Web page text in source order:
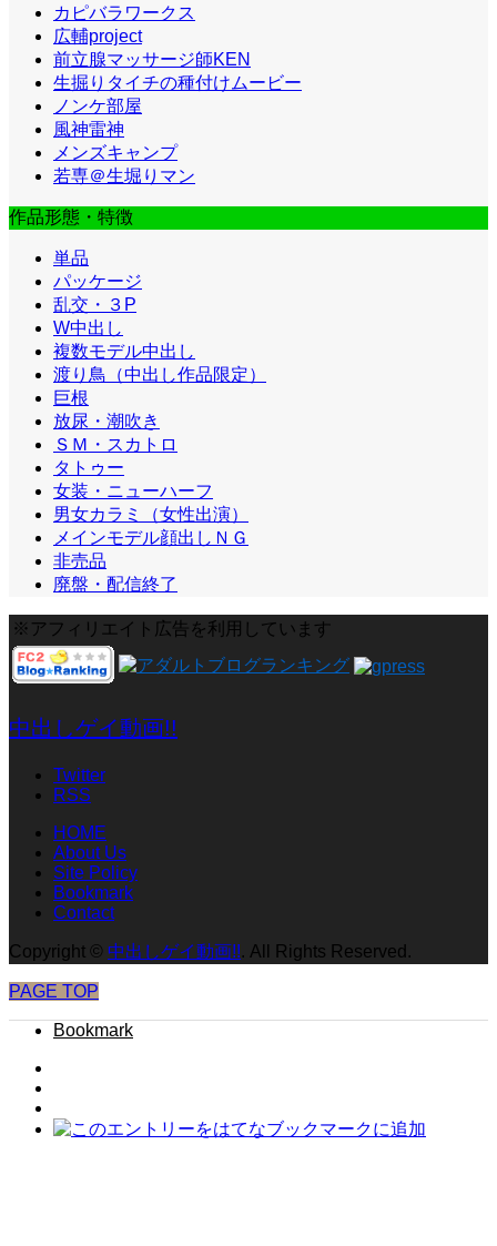
カピバラワークス
広輔project
前立腺マッサージ師KEN
生掘りタイチの種付けムービー
ノンケ部屋
風神雷神
メンズキャンプ
若専＠生堀りマン
作品形態・特徴
単品
パッケージ
乱交・３P
W中出し
複数モデル中出し
渡り鳥（中出し作品限定）
巨根
放尿・潮吹き
ＳＭ・スカトロ
タトゥー
女装・ニューハーフ
男女カラミ（女性出演）
メインモデル顔出しＮＧ
非売品
廃盤・配信終了
※アフィリエイト広告を利用しています
中出しゲイ動画!!
Twitter
RSS
HOME
About Us
Site Policy
Bookmark
Contact
Copyright © 中出しゲイ動画!!. All Rights Reserved.
PAGE TOP
Bookmark